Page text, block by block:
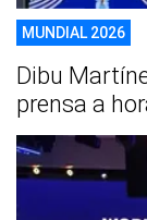
MUNDIAL 2026
Dibu
prensa a